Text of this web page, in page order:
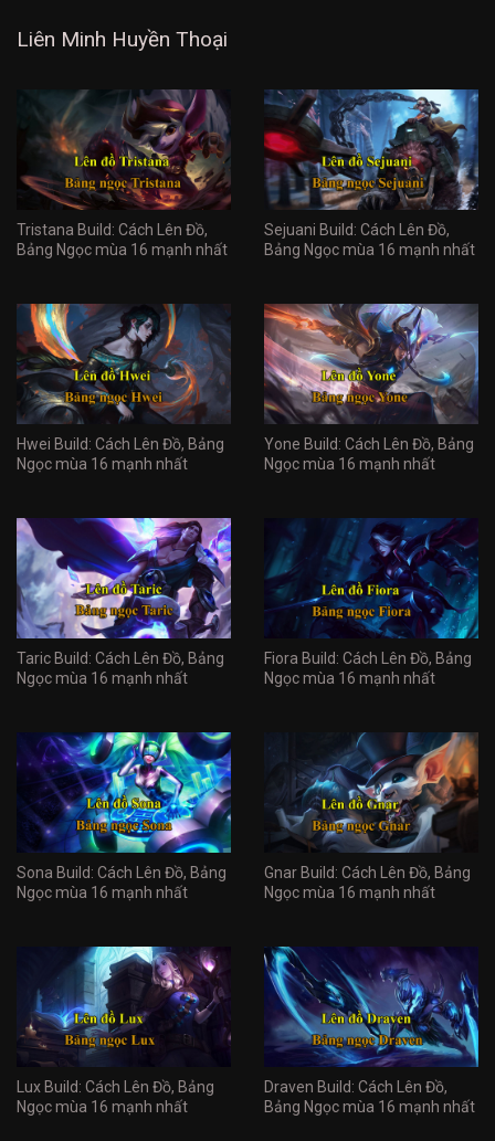
Liên Minh Huyền Thoại
Tristana Build: Cách Lên Đồ,
Bảng Ngọc mùa 16 mạnh nhất
Sejuani Build: Cách Lên Đồ,
Bảng Ngọc mùa 16 mạnh nhất
Hwei Build: Cách Lên Đồ, Bảng
Ngọc mùa 16 mạnh nhất
Yone Build: Cách Lên Đồ, Bảng
Ngọc mùa 16 mạnh nhất
Taric Build: Cách Lên Đồ, Bảng
Ngọc mùa 16 mạnh nhất
Fiora Build: Cách Lên Đồ, Bảng
Ngọc mùa 16 mạnh nhất
Sona Build: Cách Lên Đồ, Bảng
Ngọc mùa 16 mạnh nhất
Gnar Build: Cách Lên Đồ, Bảng
Ngọc mùa 16 mạnh nhất
Lux Build: Cách Lên Đồ, Bảng
Ngọc mùa 16 mạnh nhất
Draven Build: Cách Lên Đồ,
Bảng Ngọc mùa 16 mạnh nhất